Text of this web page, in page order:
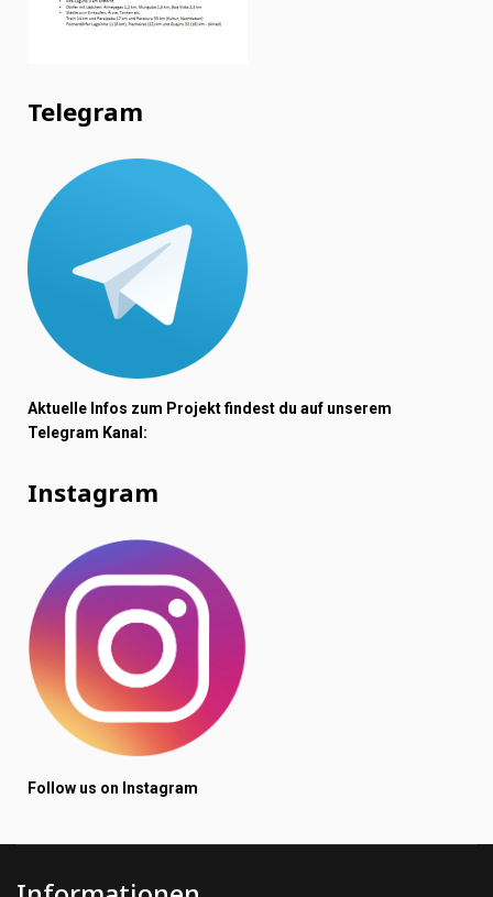
Telegram
Aktuelle Infos zum Projekt findest du auf unserem
Telegram Kanal:
Instagram
Follow us on Instagram